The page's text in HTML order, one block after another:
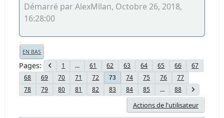
Démarré par AlexMilan, Octobre 26, 2018,
16:28:00
EN BAS
Pages 1 ... 61 62 63 64 65 66
67
68
69 70 71 72 73 74 75 76
77
78
79 80 81 82 83 84 85 ... 88
Actions de l'utilisateur